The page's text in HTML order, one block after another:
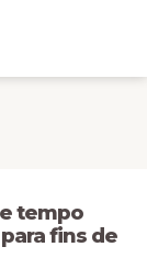
tempo
fins de